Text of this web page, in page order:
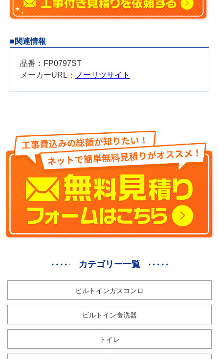
■関連情報
品番：FP0797ST
メーカーURL：
ノーリツサイト
カテゴリー一覧
ビルトインガスコンロ
ビルトイン食洗器
トイレ